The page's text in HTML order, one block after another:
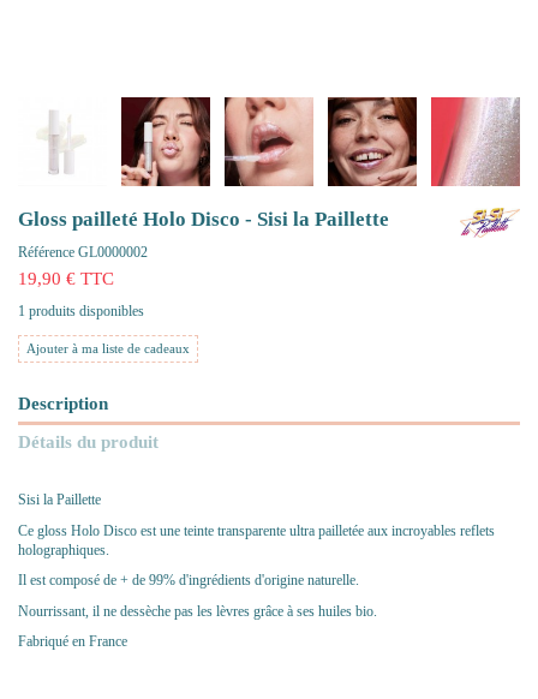
Gloss pailleté Holo Disco - Sisi la Paillette
Référence GL0000002
19,90 € TTC
1 produits disponibles
Ajouter à ma liste de cadeaux
Description
Détails du produit
Sisi la Paillette
Ce gloss Holo Disco est une teinte transparente ultra pailletée aux incroyables reflets
holographiques.
Il est composé de + de 99% d'ingrédients d'origine naturelle.
Nourrissant, il ne dessèche pas les lèvres grâce à ses huiles bio.
Fabriqué en France